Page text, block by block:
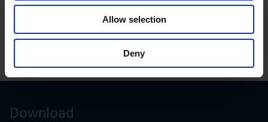
Allow selection
Deny
Trova il tuo modello nella ricerca
Download